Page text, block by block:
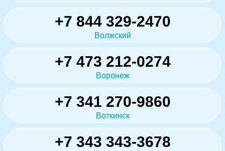
+7 844 329-2470
Волжский
+7 473 212-0274
Воронеж
+7 341 270-9860
Воткинск
+7 343 343-3678